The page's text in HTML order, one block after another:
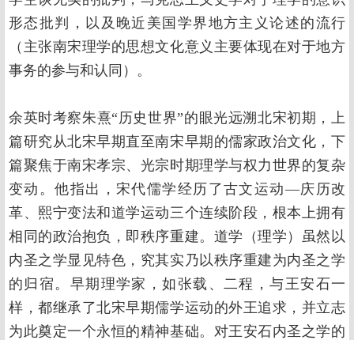
形态批判，以及晚近美国学界地方主义论述的流行
（主张南宋理学的思想文化意义主要体现在对于地方
事务的参与和认同）。
余英时考察朱熹“历史世界”的眼光远溯北宋初期，上
篇研究从北宋早期直至南宋早期的儒家政治文化，下
篇聚焦于南宋孝宗、光宗时期理学与权力世界的复杂
变动。他指出，宋代儒学经历了古文运动—庆历改
革、熙宁变法和道学运动三个连续阶段，根本上拥有
相同的政治抱负，即秩序重建。道学（理学）虽然以
内圣之学显见特色，究其实乃以秩序重建为内圣之学
的归宿。早期理学家，如张载、二程，与王安石一
样，都继承了北宋早期儒学运动的外王追求，并立志
为此奠定一个永恒的精神基础。对王安石内圣之学的